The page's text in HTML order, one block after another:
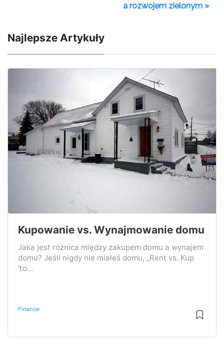
a rozwojem zielonym »
Najlepsze Artykuły
Kupowanie vs. Wynajmowanie domu
Jaka jest różnica między zakupem domu a wynajem
domu? Jeśli nigdy nie miałeś domu, „Rent vs. Kup
'to...
Finanse